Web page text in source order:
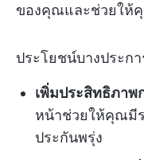
ของคุณและช่วยให้
ประโยชน์บางประก
เพิ่มประสิทธิภาพ
หน้าช่วยให้คุณมีร
ประกันพรุ่ง